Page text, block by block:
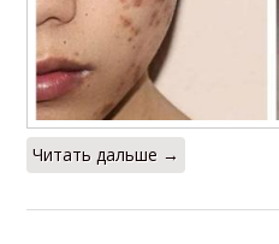
Читать дальше →